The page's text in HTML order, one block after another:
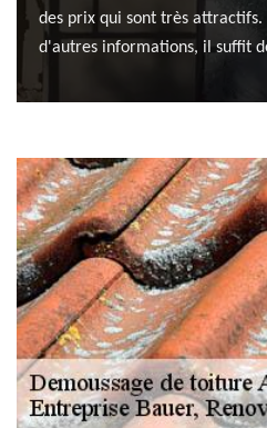
des prix qui sont très attractifs.
d'autres informations, il suffit